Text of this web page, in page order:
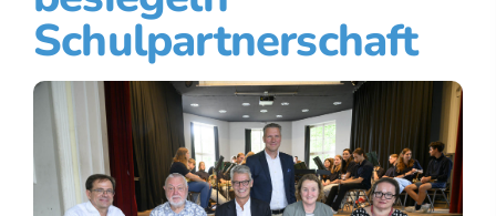
Schulpartnerschaft